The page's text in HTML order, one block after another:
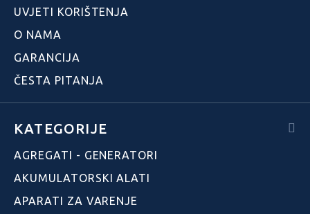
UVJETI KORIŠTENJA
O NAMA
GARANCIJA
ČESTA PITANJA
KATEGORIJE
AGREGATI - GENERATORI
AKUMULATORSKI ALATI
APARATI ZA VARENJE